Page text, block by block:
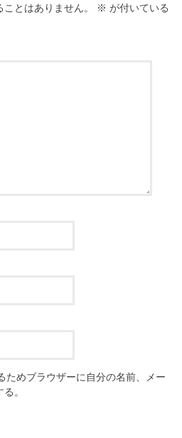
とはありません。 ※ が付いている
ためブラウザーに自分の名前、メー
。